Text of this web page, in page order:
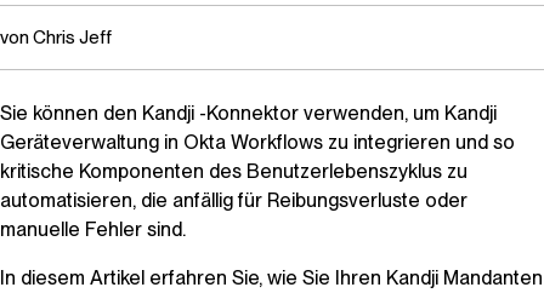
von Chris Jeff
Sie können den Kandji -Konnektor verwenden, um Kandji
Geräteverwaltung in Okta Workflows zu integrieren und so
kritische Komponenten des Benutzerlebenszyklus zu
automatisieren, die anfällig für Reibungsverluste oder
manuelle Fehler sind.
In diesem Artikel erfahren Sie, wie Sie Ihren Kandji Mandanten